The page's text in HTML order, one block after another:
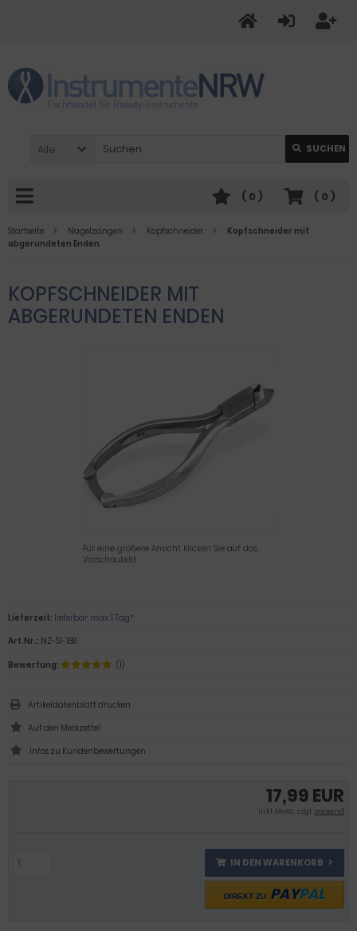
Alle SUCHEN
( 0 )
( 0 )
Startseite Nagelzangen Kopfschneider
Kopfschneider mit
abgerundeten Enden
KOPFSCHNEIDER MIT
ABGERUNDETEN ENDEN
Für eine größere Ansicht klicken Sie auf das
Vorschaubild
17,99 EUR
inkl .MwSt., zzgl.Versand
IN DEN WARENKORB
DIREKT ZU PAYPAL
Lieferzeit: lieferbar, max. 1 Tag*
Art.Nr.: NZ-SI-188
Bewertung:
(1)
Artikeldatenblatt drucken
Infos zu Kundenbewertungen